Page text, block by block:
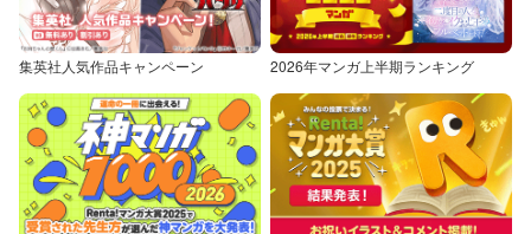
集英社人気作品キャンペーン 2026年マンガ上半期ランキング